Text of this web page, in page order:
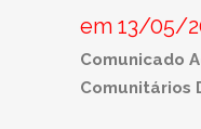
em 13/05/
Comunicado
Comunitários